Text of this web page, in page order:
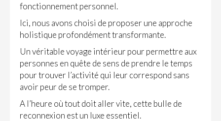
fonctionnement personnel.
Ici, nous avons choisi de proposer une approche
holistique profondément transformante.
Un véritable voyage intérieur pour permettre aux
personnes en quête de sens de prendre le temps
pour trouver l’activité qui leur correspond sans
avoir peur de se tromper.
A l’heure où tout doit aller vite, cette bulle de
reconnexion est un luxe essentiel.